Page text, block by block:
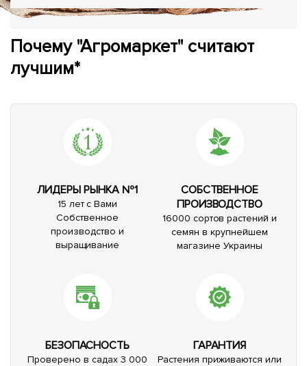
Почему "Агромаркет" считают
лучшим*
ЛИДЕРЫ РЫНКА №1
15 лет с Вами
Собственное
производство и
выращивание
СОБСТВЕННОЕ
ПРОИЗВОДСТВО
16000 сортов растений и
семян в крупнейшем
магазине Украины
БЕЗОПАСНОСТЬ
Проверено в садах 3 000
ГАРАНТИЯ
Растения приживаются или